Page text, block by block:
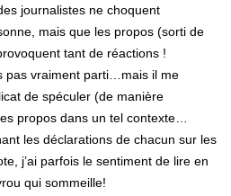
journalistes ne choquent
mais que les propos (sorti de
tant de réactions !
pas vraiment parti…mais il me
de spéculer (de manière
propos dans un tel contexte…
les déclarations de chacun sur les
j’ai parfois le sentiment de lire en
qui sommeille!